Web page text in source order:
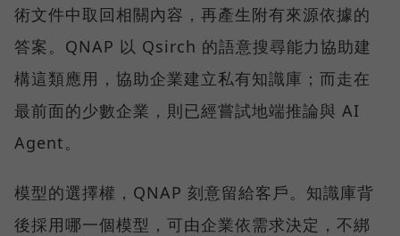
術文件中取回相關內容，再產生附有來源依據的
答案。QNAP 以 Qsirch 的語意搜尋能力協助建
構這類應用，協助企業建立私有知識庫；而走在
最前面的少數企業，則已經嘗試地端推論與 AI
Agent。
模型的選擇權，QNAP 刻意留給客戶。知識庫背
後採用哪一個模型，可由企業依需求決定，不綁